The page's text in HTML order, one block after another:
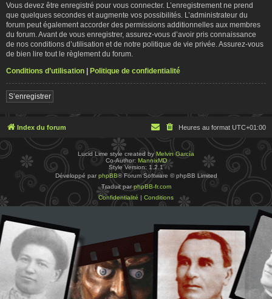
Vous devez être enregistré pour vous connecter. L’enregistrement ne prend
que quelques secondes et augmente vos possibilités. L’administrateur du
forum peut également accorder des permissions additionnelles aux membres
du forum. Avant de vous enregistrer, assurez-vous d’avoir pris connaissance
de nos conditions d’utilisation et de notre politique de vie privée. Assurez-vous
de bien lire tout le règlement du forum.
Conditions d’utilisation | Politique de confidentialité
S’enregistrer
Index du forum Heures au format UTC+01:00
Lucid Lime style created byMelvin García
Co-Author: MannixMD
Style Version: 1.2.1
Développé par phpBB® Forum Software © phpBB Limited
Traduit parphpBB-fr.com
Confidentialité | Conditions